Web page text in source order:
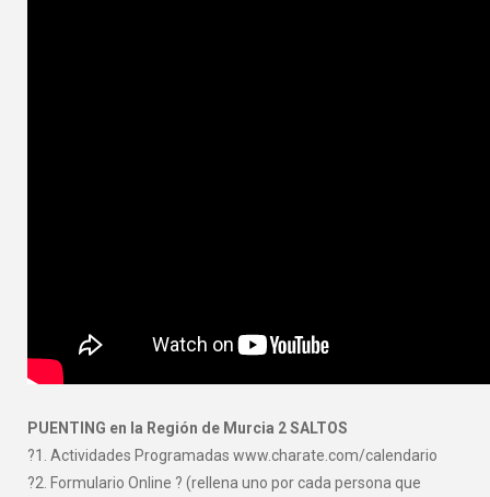
PUENTING en la Región de Murcia 2 SALTOS
?1. Actividades Programadas www.charate.com/calendario
?2. Formulario Online ? (rellena uno por cada persona que